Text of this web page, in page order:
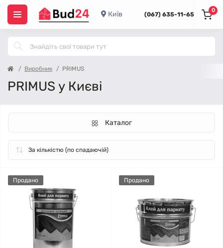
Київ (067) 635-11-65
0
Виробник PRIMUS
PRIMUS у Києві
Каталог
Продано Продано